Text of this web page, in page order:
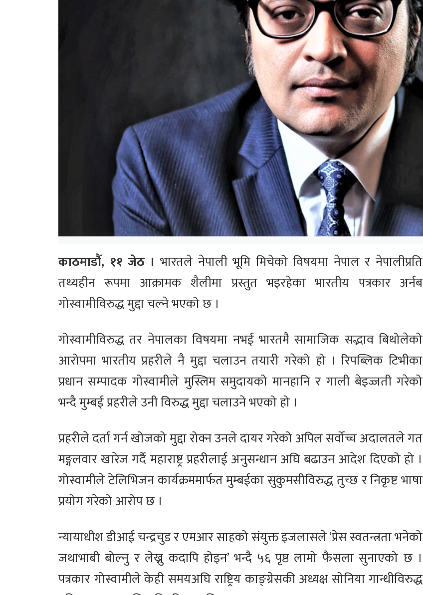
काठमाडौँ, ११ जेठ । भारतले नेपाली भूमि मिचेको विषयमा नेपाल र नेपालीप्रति
तथ्यहीन रूपमा आक्रामक शैलीमा प्रस्तुत भइरहेका भारतीय पत्रकार अर्नब
गोस्वामीविरुद्ध मुद्दा चल्ने भएको छ ।
गोस्वामीविरुद्ध तर नेपालका विषयमा नभई भारतमै सामाजिक सद्भाव बिथोलेको
आरोपमा भारतीय प्रहरीले नै मुद्दा चलाउन तयारी गरेको हो । रिपब्लिक टिभीका
प्रधान सम्पादक गोस्वामीले मुस्लिम समुदायको मानहानि र गाली बेइज्जती गरेको
भन्दै मुम्बई प्रहरीले उनी विरुद्ध मुद्दा चलाउने भएको हो ।
प्रहरीले दर्ता गर्न खोजको मुद्दा रोक्न उनले दायर गरेको अपिल सर्वोच्च अदालतले गत
मङ्गलवार खारेज गर्दै महाराष्ट्र प्रहरीलाई अनुसन्धान अघि बढाउन आदेश दिएको हो ।
गोस्वामीले टेलिभिजन कार्यक्रममार्फत मुम्बईका सुकुमसीविरुद्ध तुच्छ र निकृष्ट भाषा
प्रयोग गरेको आरोप छ ।
न्यायाधीश डीआई चन्द्रचुड र एमआर साहको संयुक्त इजलासले ‘प्रेस स्वतन्त्रता भनेको
जथाभाबी बोल्नु र लेख्नु कदापि होइन’ भन्दै ५६ पृष्ठ लामो फैसला सुनाएको छ ।
पत्रकार गोस्वामीले केही समयअघि राष्ट्रिय काङ्ग्रेसकी अध्यक्ष सोनिया गान्धीविरुद्ध